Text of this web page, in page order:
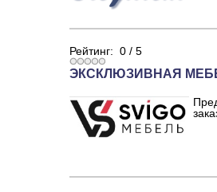
Рейтинг: 0 / 5
ЭКСКЛЮЗИВНАЯ